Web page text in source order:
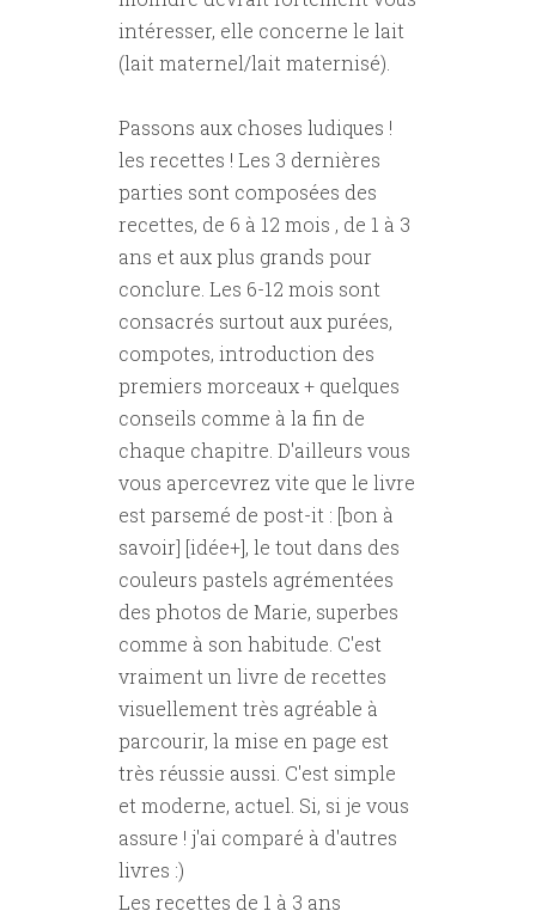
intéresser, elle concerne le lait
(lait maternel/lait maternisé).
Passons aux choses ludiques !
les recettes ! Les 3 dernières
parties sont composées des
recettes, de 6 à 12 mois , de 1 à 3
ans et aux plus grands pour
conclure. Les 6-12 mois sont
consacrés surtout aux purées,
compotes, introduction des
premiers morceaux + quelques
conseils comme à la fin de
chaque chapitre. D'ailleurs vous
vous apercevrez vite que le livre
est parsemé de post-it : [bon à
savoir] [idée+], le tout dans des
couleurs pastels agrémentées
des photos de Marie, superbes
comme à son habitude. C'est
vraiment un livre de recettes
visuellement très agréable à
parcourir, la mise en page est
très réussie aussi. C'est simple
et moderne, actuel. Si, si je vous
assure ! j'ai comparé à d'autres
livres :)
Les recettes de 1 à 3 ans